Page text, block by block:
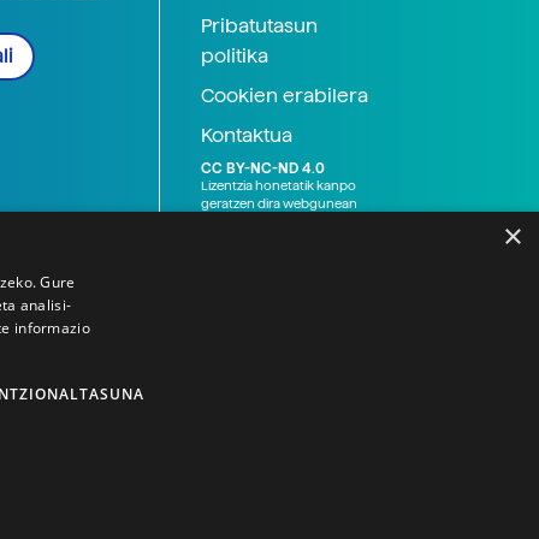
Pribatutasun
politika
Cookien erabilera
Kontaktua
CC BY-NC-ND 4.0
Lizentzia honetatik kanpo
geratzen dira webgunean
×
Gure
analisi-
informazio